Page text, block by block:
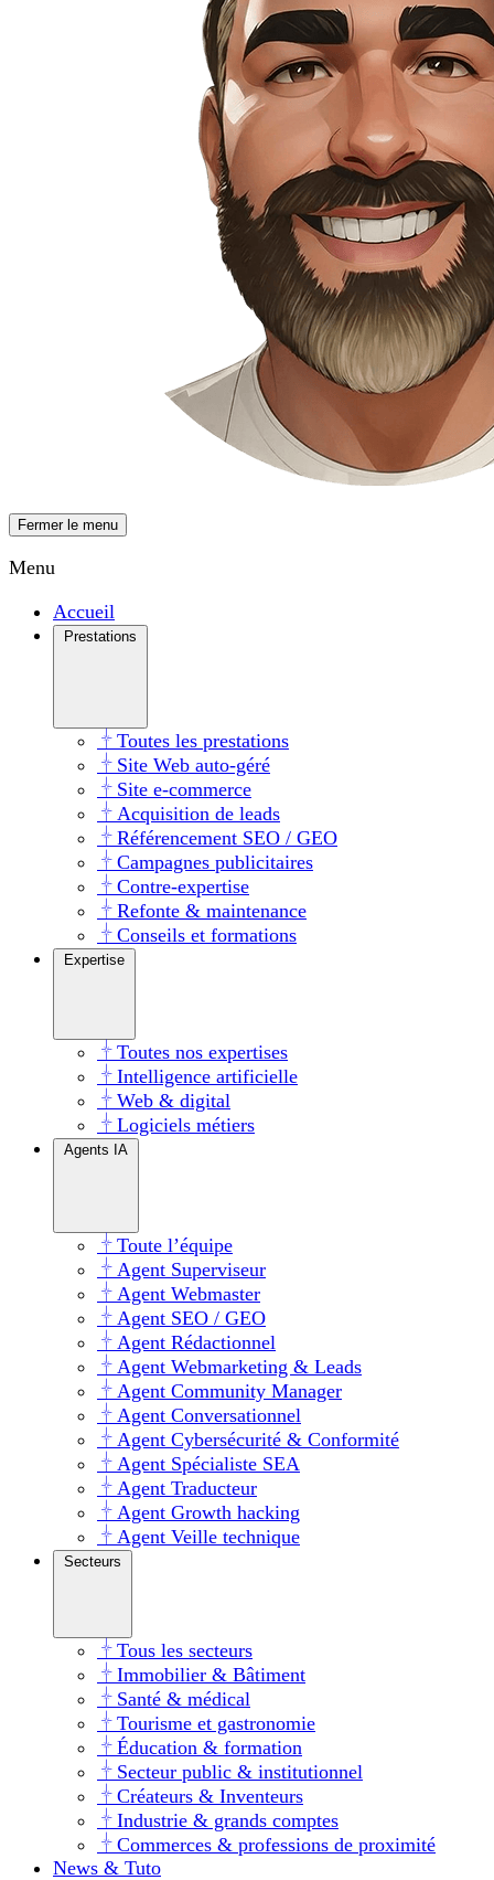
Fermer le menu
Menu
Accueil
Prestations
Toutes les prestations
Site Web auto-géré
Site e-commerce
Acquisition de leads
Référencement SEO / GEO
Campagnes publicitaires
Contre-expertise
Refonte & maintenance
Conseils et formations
Expertise
Toutes nos expertises
Intelligence artificielle
Web & digital
Logiciels métiers
Agents IA
Toute l’équipe
Agent Superviseur
Agent Webmaster
Agent SEO / GEO
Agent Rédactionnel
Agent Webmarketing & Leads
Agent Community Manager
Agent Conversationnel
Agent Cybersécurité & Conformité
Agent Spécialiste SEA
Agent Traducteur
Agent Growth hacking
Agent Veille technique
Secteurs
Tous les secteurs
Immobilier & Bâtiment
Santé & médical
Tourisme et gastronomie
Éducation & formation
Secteur public & institutionnel
Créateurs & Inventeurs
Industrie & grands comptes
Commerces & professions de proximité
News & Tuto